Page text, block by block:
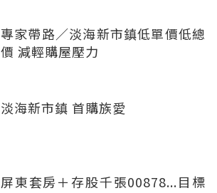
專家帶路／淡海新市鎮低單價低總
價 減輕購屋壓力
淡海新市鎮 首購族愛
屏東套房＋存股千張00878...目標